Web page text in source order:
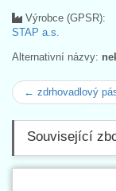
Výrobce (GPSR):
STAP a.s.
Alternativní názvy:
← zdrhovadlový
Související